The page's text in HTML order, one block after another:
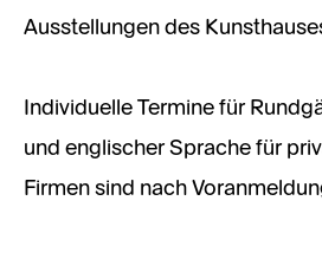
Ausstellungen des
Individuelle Termine für
und englischer Sprache für
Firmen sind nach